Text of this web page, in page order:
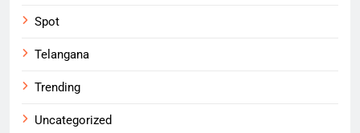
Spot
Telangana
Trending
Uncategorized